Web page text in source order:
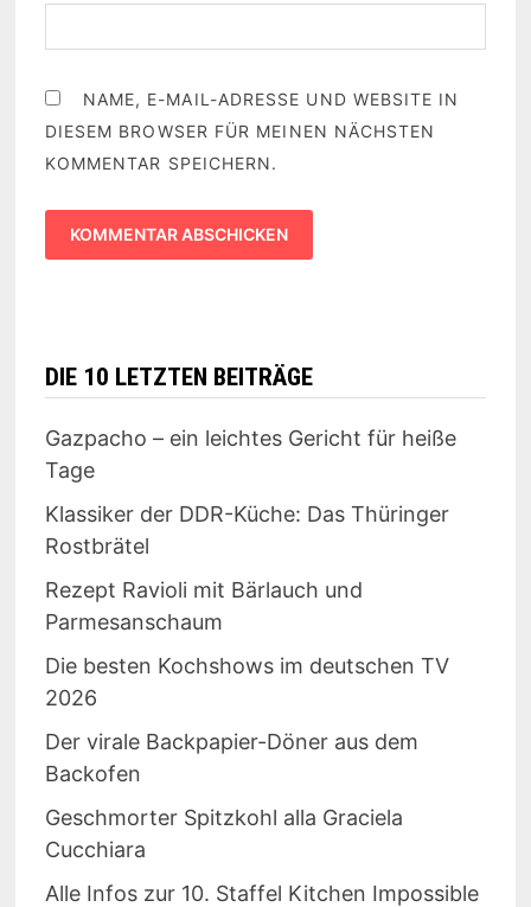
NAME, E-MAIL-ADRESSE UND WEBSITE IN
DIESEM BROWSER FÜR MEINEN NÄCHSTEN
KOMMENTAR SPEICHERN.
DIE 10 LETZTEN BEITRÄGE
Gazpacho – ein leichtes Gericht für heiße
Tage
Klassiker der DDR-Küche: Das Thüringer
Rostbrätel
Rezept Ravioli mit Bärlauch und
Parmesanschaum
Die besten Kochshows im deutschen TV
2026
Der virale Backpapier-Döner aus dem
Backofen
Geschmorter Spitzkohl alla Graciela
Cucchiara
Alle Infos zur 10. Staffel Kitchen Impossible